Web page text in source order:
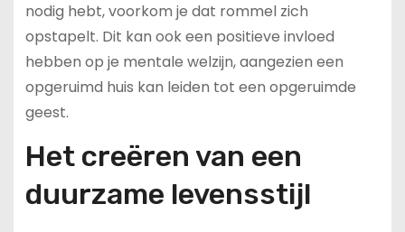
nodig hebt, voorkom je dat rommel zich
opstapelt. Dit kan ook een positieve invloed
hebben op je mentale welzijn, aangezien een
opgeruimd huis kan leiden tot een opgeruimde
geest.
Het creëren van een
duurzame levensstijl